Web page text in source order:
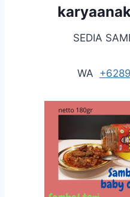
SEDIA
WA